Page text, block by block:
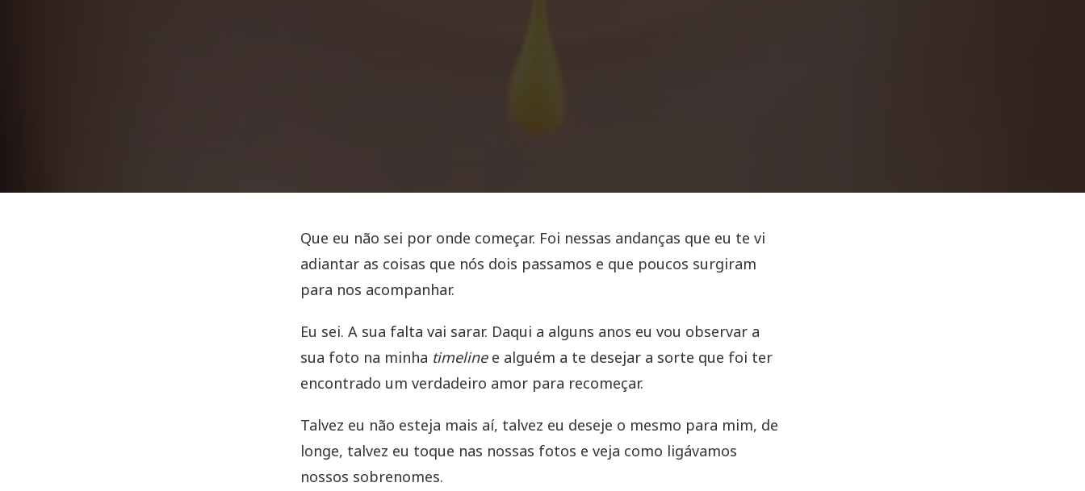
Que eu não sei por onde começar. Foi nessas andanças que eu te vi
adiantar as coisas que nós dois passamos e que poucos surgiram
para nos acompanhar.
Eu sei. A sua falta vai sarar. Daqui a alguns anos eu vou observar a
sua foto na minha timelinee alguém a te desejar a sorte que foi ter
encontrado um verdadeiro amor para recomeçar.
Talvez eu não esteja mais aí, talvez eu deseje o mesmo para mim, de
longe, talvez eu toque nas nossas fotos e veja como ligávamos
nossos sobrenomes.